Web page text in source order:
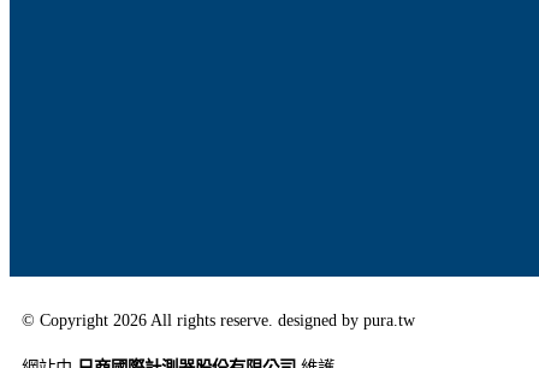
© Copyright 2026 All rights reserve. designed by pura.tw